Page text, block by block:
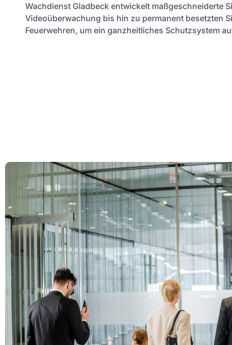
Wachdienst Gladbeck entwickelt maßgeschneiderte
Videoüberwachung bis hin zu permanent besetzten
Feuerwehren, um ein ganzheitliches Schutzsystem